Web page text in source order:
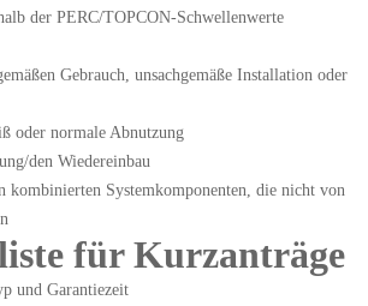
der PERC/TOPCON-Schwellenwerte
Gebrauch, unsachgemäße Installation oder
oder normale Abnutzung
den Wiedereinbau
kombinierten Systemkomponenten, die nicht von
für Kurzanträge
und Garantiezeit